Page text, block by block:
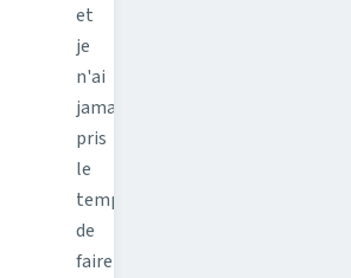
et
je
n'ai
jamais
pris
le
temps
de
faire